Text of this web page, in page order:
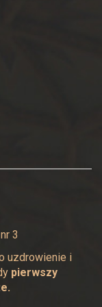
3
uzdrowienie i
pierwszy